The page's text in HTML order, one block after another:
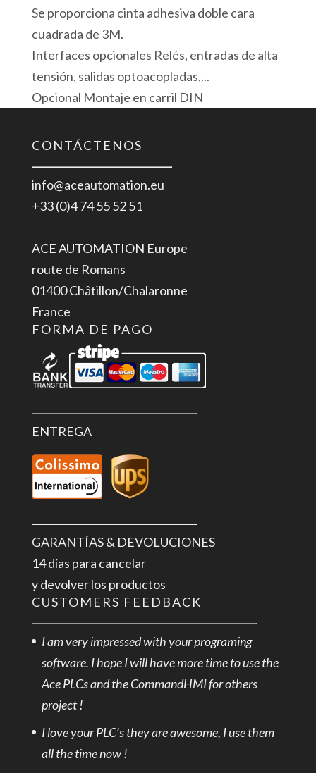
Se proporciona cinta adhesiva doble cara
cuadrada de 3M.
Interfaces opcionales Relés, entradas de alta
tensión, salidas optoacopladas,...
Opcional Montaje en carril DIN
CONTÁCTENOS
info@aceautomation.eu
+33 (0)4 74 55 52 51
ACE AUTOMATION Europe
route de Romans
01400 Châtillon/Chalaronne
France
FORMA DE PAGO
ENTREGA
GARANTÍAS & DEVOLUCIONES
14 días para cancelar
y devolver los productos
CUSTOMERS FEEDBACK
I am very impressed with your programing
software. I hope I will have more time to use the
Ace PLCs and the CommandHMI for others
project !
I love your PLC’s they are awesome, I use them
all the time now !